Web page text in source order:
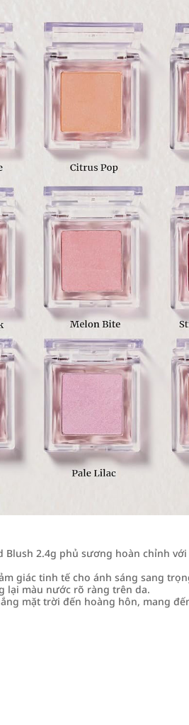
Blush 2.4g phủ sương hoàn chỉnh
giác tinh tế cho ánh sáng sang
lại màu nước rõ ràng trên da.
mặt trời đến hoàng hôn, mang